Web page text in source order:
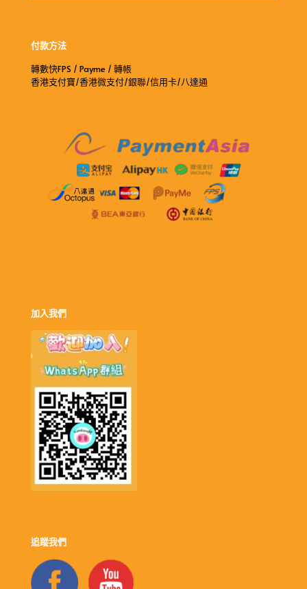
付款方法
轉數快FPS / Payme / 轉帳
香港支付寶/香港微支付/銀聯/信用卡/八達通
加入我們
追蹤我們